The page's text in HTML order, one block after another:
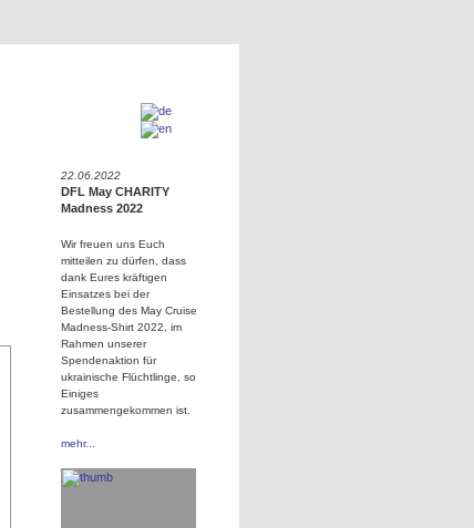
22.06.2022
DFL May CHARITY
Madness 2022
Wir freuen uns Euch
mitteilen zu dürfen, dass
dank Eures kräftigen
Einsatzes bei der
Bestellung des May Cruise
Madness-Shirt 2022, im
Rahmen unserer
Spendenaktion für
ukrainische Flüchtlinge, so
Einiges
zusammengekommen ist.
mehr...